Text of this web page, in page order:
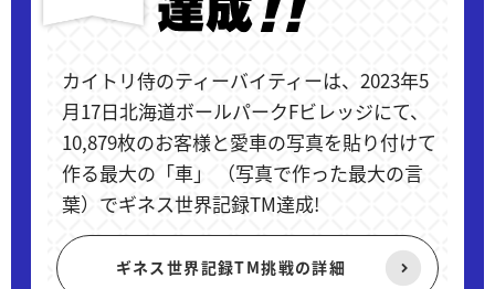
カイトリ侍のティーバイティーは、2023年5
月17日北海道ボールパークFビレッジにて、
10,879枚のお客様と愛車の写真を貼り付けて
作る最大の「車」 （写真で作った最大の言
葉）でギネス世界記録TM達成!
ギネス世界記録TM挑戦の詳細